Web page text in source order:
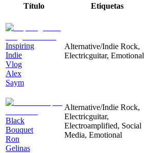
Título Etiquetas
Inspiring
Indie
Vlog
Alex
Saym
Alternative/Indie Rock,
Electricguitar, Emotional
Black
Bouquet
Ron
Gelinas
Alternative/Indie Rock,
Electricguitar,
Electroamplified, Social
Media, Emotional